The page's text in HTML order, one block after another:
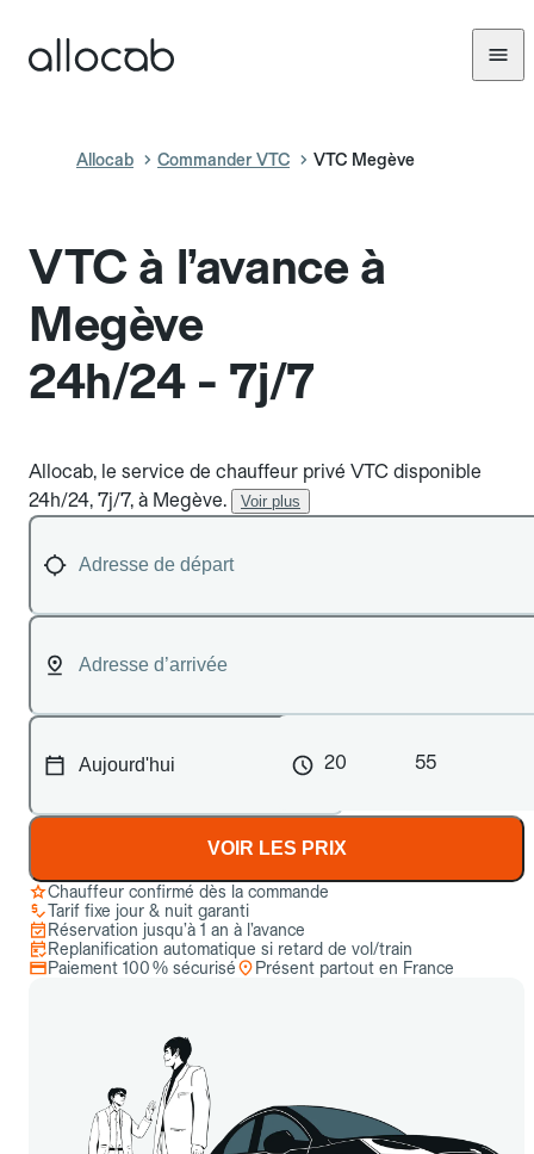
Allocab Commander VTC VTC Megève
VTC à l’avance à
Megève
24h/24 - 7j/7
Allocab, le service de chauffeur privé VTC disponible
24h/24, 7j/7, à Megève.
Voir plus
20 55
VOIR LES PRIX
Chauffeur confirmé dès la commande
Tarif fixe jour & nuit garanti
Réservation jusqu’à 1 an à l’avance
Replanification automatique si retard de vol/train
Paiement 100 % sécurisé
Présent partout en France